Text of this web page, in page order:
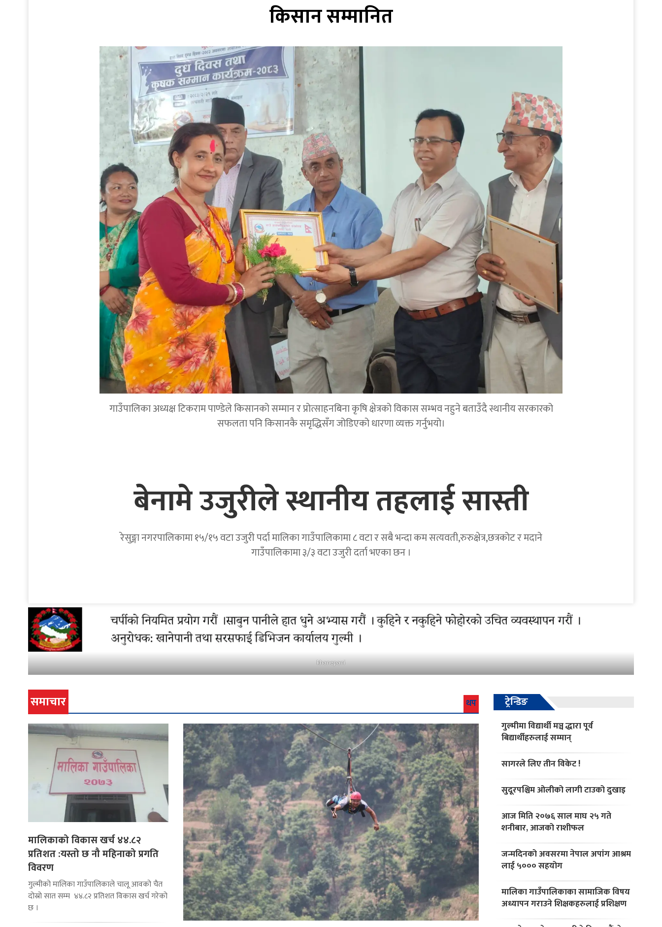
किसान सम्मानित
गाउँपालिका अध्यक्ष टिकराम पाण्डेले किसानको सम्मान र प्रोत्साहनबिना कृषि क्षेत्रको विकास सम्भव नहुने बताउँदै स्थानीय सरकारको
सफलता पनि किसानकै समृद्धिसँग जोडिएको धारणा व्यक्त गर्नुभयो।
बेनामे उजुरीले स्थानीय तहलाई सास्ती
रेसुङ्गा नगरपालिकामा १५/१५ वटा उजुरी पर्दा मालिका गाउँपालिकामा ८ वटा र सबै भन्दा कम सत्यवती,रुरुक्षेत्र,छत्रकोट र मदाने
गाउँपालिकामा ३/३ वटा उजुरी दर्ता भएका छन ।
khanepani
समाचार थप
मालिकाको विकास खर्च ४४.८२
प्रतिशत :यस्तो छ नौ महिनाको प्रगति
विवरण
गुल्मीको मालिका गाउँपालिकाले चालू आवको चैत
दोस्रो सात सम्म ४४.८२ प्रतिशत विकास खर्च गरेको
छ ।
ट्रेन्डिङ
गुल्मीमा विद्यार्थी मञ्च द्धारा पूर्व
बिद्यार्थीहरुलाई सम्मान्
सागरले लिए तीन विकेट !
सुदूरपश्चिम ओलीको लागी टाउको दुखाइ
आज मिति २०७६ साल माघ २५ गते
शनीबार, आजको राशीफल
जन्मदिनको अवसरमा नेपाल अपांग आश्रम
लाई ५००० सहयोग
मालिका गाउँपालिकाका सामाजिक विषय
अध्यापन गराउने शिक्षकहरुलाई प्रशिक्षण